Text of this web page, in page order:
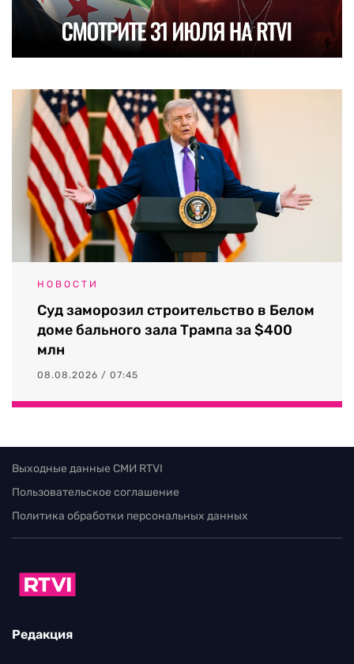
НОВОСТИ
Суд заморозил строительство в Белом
доме бального зала Трампа за $400
млн
08.08.2026 / 07:45
Выходные данные СМИ RTVI
Пользовательское соглашение
Политика обработки персональных данных
Редакция